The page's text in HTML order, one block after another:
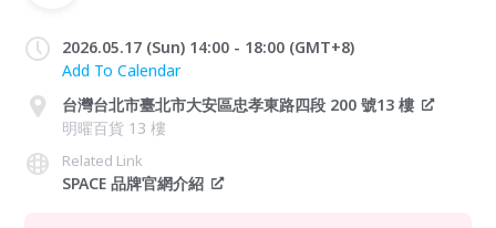
2026.05.17 (Sun) 14:00 - 18:00 (GMT+8)
Add To Calendar
台灣台北市臺北市大安區忠孝東路四段 200 號13 樓
明曜百貨 13 樓
Related Link
SPACE 品牌官網介紹